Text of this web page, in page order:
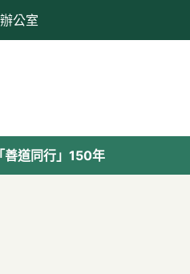
公室
善道同行」150年